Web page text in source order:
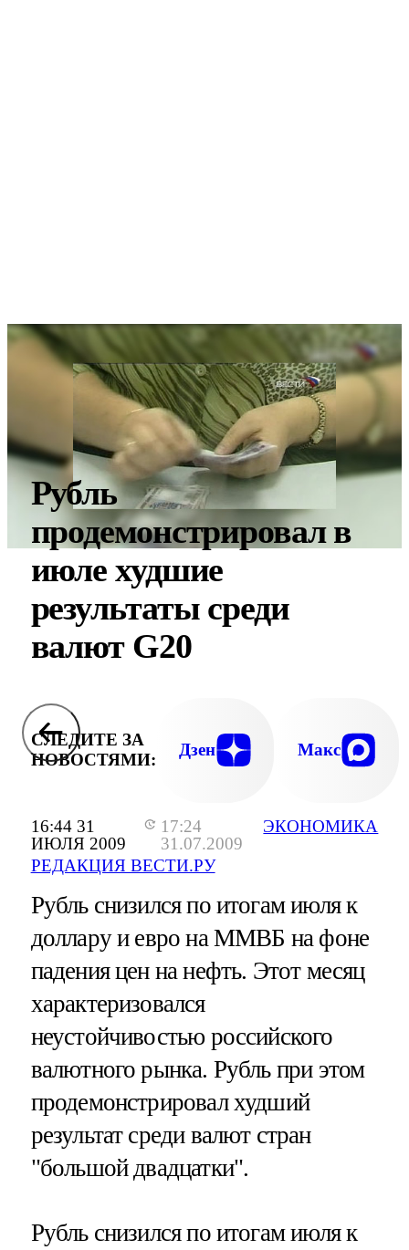
16:44 31
ИЮЛЯ 2009
17:24
31.07.2009
РЕДАКЦИЯ ВЕСТИ.РУ
ЭКОНОМИКА
Рубль
продемонстрировал в
июле худшие
результаты среди
валют G20
СЛЕДИТЕ ЗА
НОВОСТЯМИ:
Дзен Макс
Рубль снизился по итогам июля к
доллару и евро на ММВБ на фоне
падения цен на нефть. Этот месяц
характеризовался
неустойчивостью российского
валютного рынка. Рубль при этом
продемонстрировал худший
результат среди валют стран
"большой двадцатки".
Рубль снизился по итогам июля к